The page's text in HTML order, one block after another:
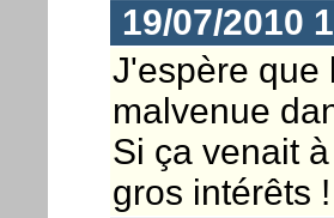
19/07/2010
J'espère que
malvenue
Si ça venait
gros intérêts !